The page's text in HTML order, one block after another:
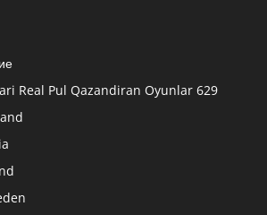
Real Pul Qazandiran Oyunlar 629